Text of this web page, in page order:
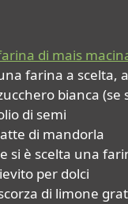
di mais
farina a scelta,
bianca
di semi
di mandorla
si è scelta una
per dolci
di limone